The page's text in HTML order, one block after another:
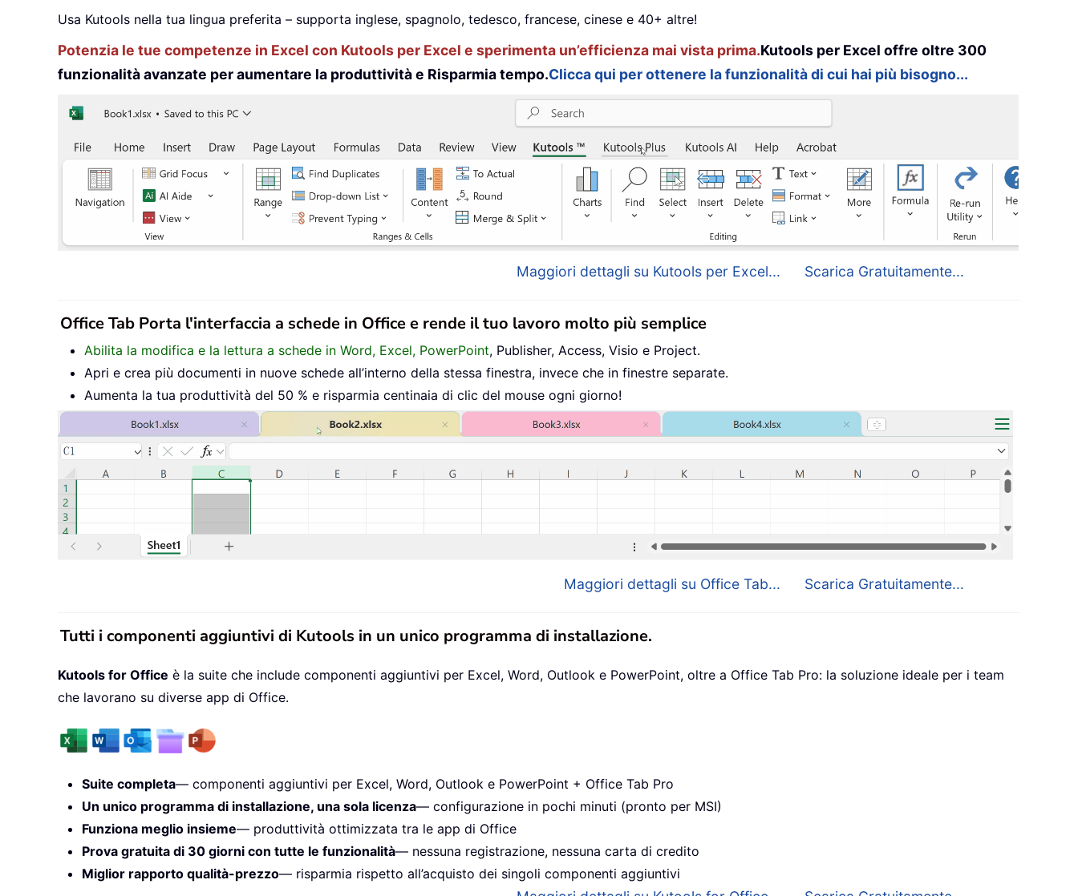
Usa Kutools nella tua lingua preferita – supporta inglese, spagnolo, tedesco, francese, cinese e 40+ altre!
Potenzia le tue competenze in Excel con Kutools per Excel e sperimenta un’efficienza mai vista prima.Kutools per Excel offre oltre 300
funzionalità avanzate per aumentare la produttività e Risparmia tempo.Clicca qui per ottenere la funzionalità di cui hai più bisogno...
Maggiori dettagli su Kutools per Excel... Scarica Gratuitamente...
Office Tab Porta l'interfaccia a schede in Office e rende il tuo lavoro molto più semplice
Abilita la modifica e la lettura a schede in Word, Excel, PowerPoint, Publisher, Access, Visio e Project.
Apri e crea più documenti in nuove schede all’interno della stessa finestra, invece che in finestre separate.
Aumenta la tua produttività del 50 % e risparmia centinaia di clic del mouse ogni giorno!
Maggiori dettagli su Office Tab... Scarica Gratuitamente...
Tutti i componenti aggiuntivi di Kutools in un unico programma di installazione.
Kutools for Office è la suite che include componenti aggiuntivi per Excel, Word, Outlook e PowerPoint, oltre a Office Tab Pro: la soluzione ideale per i team
che lavorano su diverse app di Office.
Suite completa— componenti aggiuntivi per Excel, Word, Outlook e PowerPoint + Office Tab Pro
Un unico programma di installazione, una sola licenza— configurazione in pochi minuti (pronto per MSI)
Funziona meglio insieme— produttività ottimizzata tra le app di Office
Prova gratuita di 30 giorni con tutte le funzionalità— nessuna registrazione, nessuna carta di credito
Miglior rapporto qualità-prezzo— risparmia rispetto all’acquisto dei singoli componenti aggiuntivi